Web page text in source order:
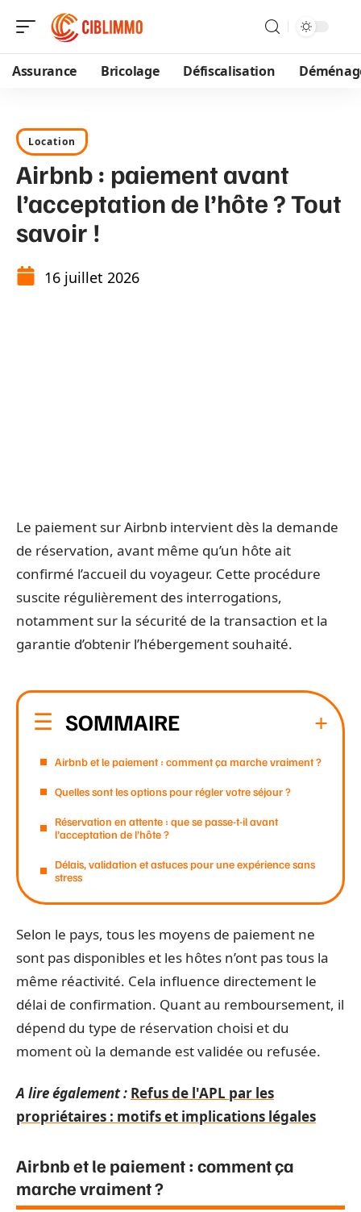
Assurance Bricolage Défiscalisation
Location
Airbnb : paiement avant
l’acceptation de l’hôte ? Tout
savoir !
16 juillet 2026
Le paiement sur Airbnb intervient dès la demande
de réservation, avant même qu’un hôte ait
confirmé l’accueil du voyageur. Cette procédure
suscite régulièrement des interrogations,
notamment sur la sécurité de la transaction et la
garantie d’obtenir l’hébergement souhaité.
SOMMAIRE
Airbnb et le paiement : comment ça marche vraiment ?
Quelles sont les options pour régler votre séjour ?
Réservation en attente : que se passe-t-il avant
l’acceptation de l’hôte ?
Délais, validation et astuces pour une expérience sans
stress
Selon le pays, tous les moyens de paiement ne
sont pas disponibles et les hôtes n’ont pas tous la
même réactivité. Cela influence directement le
délai de confirmation. Quant au remboursement, il
dépend du type de réservation choisi et du
moment où la demande est validée ou refusée.
A lire également : Refus de l'APL par les
propriétaires : motifs et implications légales
Airbnb et le paiement : comment ça
marche vraiment ?